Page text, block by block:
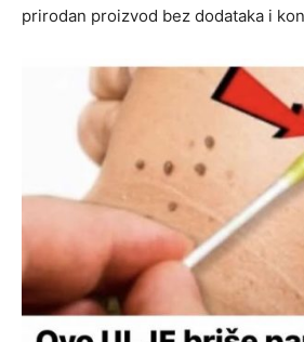
prirodan proizvod bez dodataka i